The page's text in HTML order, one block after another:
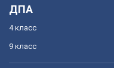
ДПА
4 класс
9 класс